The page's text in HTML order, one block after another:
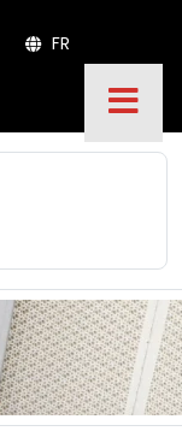
FR